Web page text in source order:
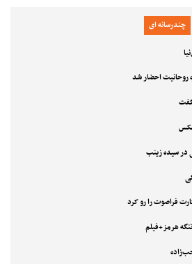
چندرسانه ای
روحانیت احضار شد
گفت
در سیده زینب
فراصوت را رو کرد
هرمز+فیلم